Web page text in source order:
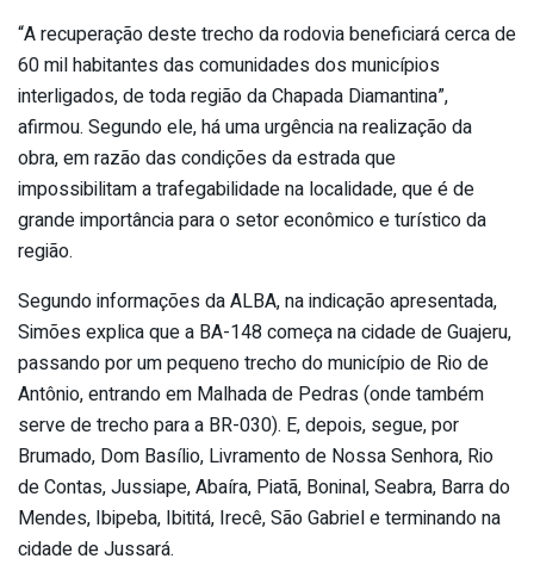
“A recuperação deste trecho da rodovia beneficiará cerca de
60 mil habitantes das comunidades dos municípios
interligados, de toda região da Chapada Diamantina”,
afirmou. Segundo ele, há uma urgência na realização da
obra, em razão das condições da estrada que
impossibilitam a trafegabilidade na localidade, que é de
grande importância para o setor econômico e turístico da
região.
Segundo informações da ALBA, na indicação apresentada,
Simões explica que a BA-148 começa na cidade de Guajeru,
passando por um pequeno trecho do município de Rio de
Antônio, entrando em Malhada de Pedras (onde também
serve de trecho para a BR-030). E, depois, segue, por
Brumado, Dom Basílio, Livramento de Nossa Senhora, Rio
de Contas, Jussiape, Abaíra, Piatã, Boninal, Seabra, Barra do
Mendes, Ibipeba, Ibititá, Irecê, São Gabriel e terminando na
cidade de Jussará.